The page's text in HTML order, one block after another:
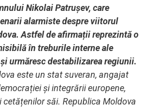
Nikolai Patrușev, care
alarmiste despre viitorul
Astfel de afirmații reprezintă o
în treburile interne ale
urmăresc destabilizarea regiunii.
este un stat suveran, angajat
și integrării europene,
săi. Republica Moldova